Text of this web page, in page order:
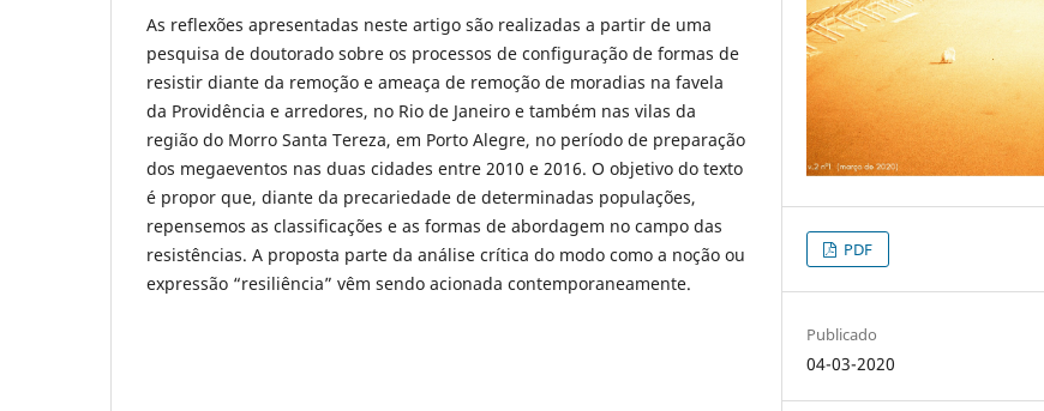
As reflexões apresentadas neste artigo são realizadas a partir de uma
pesquisa de doutorado sobre os processos de configuração de formas de
resistir diante da remoção e ameaça de remoção de moradias na favela
da Providência e arredores, no Rio de Janeiro e também nas vilas da
região do Morro Santa Tereza, em Porto Alegre, no período de preparação
dos megaeventos nas duas cidades entre 2010 e 2016. O objetivo do texto
é propor que, diante da precariedade de determinadas populações,
repensemos as classificações e as formas de abordagem no campo das
resistências. A proposta parte da análise crítica do modo como a noção ou
expressão “resiliência” vêm sendo acionada contemporaneamente.
PDF
Publicado
04-03-2020